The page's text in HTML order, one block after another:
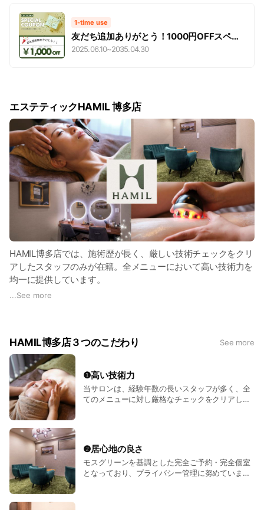
1-time use
友だち追加ありがとう！1000円OFFスペシ
ャルクーポンプレゼント🎁
2025.06.10~2035.04.30
エステティックHAMIL 博多店
HAMIL博多店では、施術歴が長く、厳しい技術チェックをクリ
アしたスタッフのみが在籍。全メニューにおいて高い技術力を
均一に提供しています。
スタッフ一同心よりお待ちしております💛
...See more
HAMIL博多店３つのこだわり See more
❶高い技術力
当サロンは、経験年数の長いスタッフが多く、全
てのメニューに対し厳格なチェックをクリアした
う心がけております。 複数の他サロン様への技術
提供、勉強会など取り入れ、技術向上に日々磨き
をかけています。
❷居心地の良さ
モスグリーンを基調とした完全ご予約・完全個室
となっており、プライバシー管理に努めていま